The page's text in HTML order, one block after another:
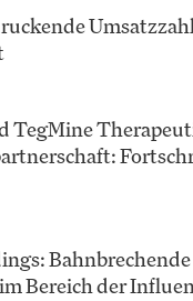
TegMine
Bahnbrechende
Bereich der